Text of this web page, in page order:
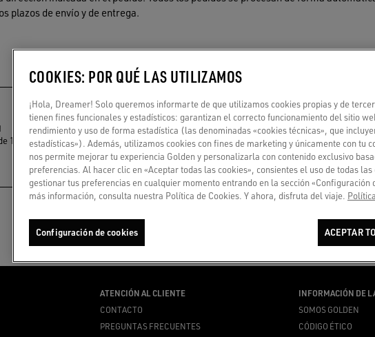
plazos de envío y de entrega.
14 días tras la
PAGO
Con tarjeta o pagos seguros a
plazos
RECIBIR NOTIFICACIÓN
¿Regalo agotado?
en tienda o sugerencias top
Tu dirección de correo
ATENCIÓN AL CLIENTE
CONTACTO
PREGUNTAS FRECUENTES
INFORMACIÓN DE
SOMOS GOLDEN
CÓDIGO ÉTICO
COOKIES: POR QUÉ LAS UTILIZAMOS
¡Hola, Dreamer! Solo queremos informarte de que utilizamos cookies propias y de
tienen fines funcionales y estadísticos: garantizan el correcto funcionamiento del sitio
rendimiento y uso de forma estadística (las denominadas «cookies técnicas», que
estadísticas»). Además, utilizamos cookies con fines de marketing y únicamente con tu
nos permite mejorar tu experiencia Golden y personalizarla con contenido exclusivo
preferencias. Al hacer clic en «Aceptar todas las cookies», consientes el uso de todas
gestionar tus preferencias en cualquier momento entrando en la sección «Configuración
más información, consulta nuestra Política de Cookies. Y ahora, disfruta del viaje.
Configuración de cookies ACEPTAR